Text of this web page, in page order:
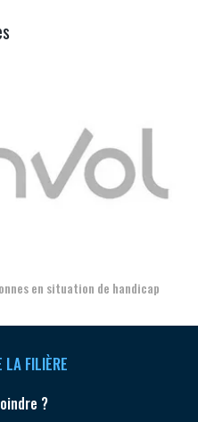
en situation de handicap
LA FILIÈRE
?